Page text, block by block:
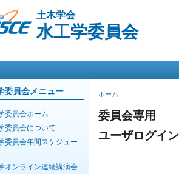
土木学会
水工学委員会
委員会メニュー
委員会ホーム
委員会について
委員会年間スケジュー
オンライン連続講演会
現在地
ホーム
委員会専用
ユーザログイン